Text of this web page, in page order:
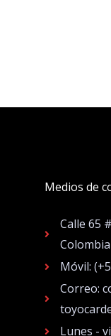
Medios de
Calle 65
Colombia
Móvil:
Correo:
Lunes -